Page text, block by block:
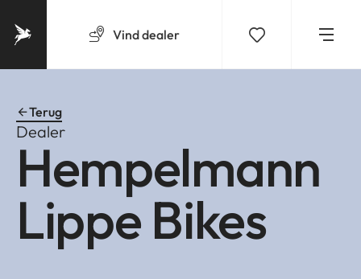
Vinddealer
Terug
Dealer
Hempelmann
Lippe Bikes